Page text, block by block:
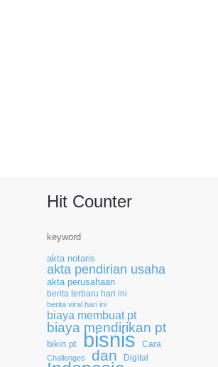
Hit Counter
keyword
akta notaris
akta pendirian usaha
akta perusahaan
berita terbaru hari ini
berita viral hari ini
biaya membuat pt
biaya mendirikan pt
bikin pt bisnis Cara
Challenges dan Digital